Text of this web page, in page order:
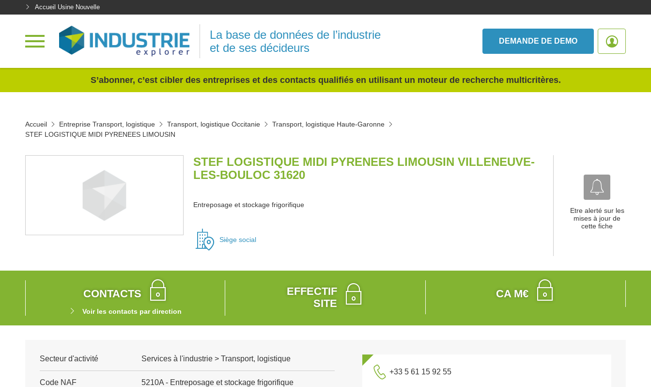
Accueil Usine Nouvelle
La base de données de l’industrie
et de ses décideurs
DEMANDE DE DEMO
S’abonner, c’est cibler des entreprises et des contacts qualifiés en utilisant un moteur de recherche multicritères.
Accueil Entreprise Transport, logistique Transport, logistique Occitanie
Transport, logistique Haute-Garonne
STEF LOGISTIQUE MIDI PYRENEES LIMOUSIN
STEF LOGISTIQUE MIDI PYRENEES LIMOUSIN VILLENEUVE-
LES-BOULOC 31620
Entreposage et stockage frigorifique
Siège social
Etre alerté sur les
mises à jour de
cette fiche
CONTACTS
Voir les contacts par direction
EFFECTIF
SITE
CA M€
Secteur d'activité Services à l'industrie > Transport, logistique
Code NAF 5210A - Entreposage et stockage frigorifique
+33 5 61 15 92 55